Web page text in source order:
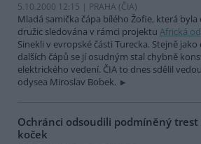
5.10.2000 12:15 | PRAHA (ČIA)
Mladá samička čápa bílého Žofie, která
družic sledována v rámci projektu Africká
Sinekli v evropské části Turecka. Stejně
dalších čápů se jí osudným stal chybně
elektrického vedení. ČIA to dnes sdělil
odysea Miroslav Bobek.
Ochránci odsoudili podmíněný trest
koček